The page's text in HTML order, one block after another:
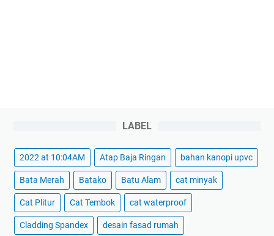
LABEL
2022 at 10:04AM Atap Baja Ringan bahan kanopi upvc
Bata Merah Batako Batu Alam cat minyak
Cat Plitur Cat Tembok cat waterproof
Cladding Spandex desain fasad rumah